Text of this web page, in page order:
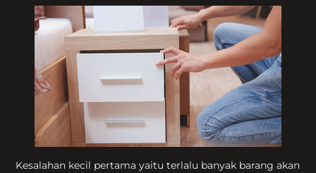
Kesalahan kecil pertama yaitu terlalu banyak barang akan